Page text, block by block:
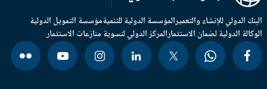
الدولي للإنشاء والتعميرالمؤسسة الدولية للتنميةمؤسسة التمويل الدولية
الدولية لضمان الاستثمارالمركز الدولي لتسوية منازعات الاستثمار